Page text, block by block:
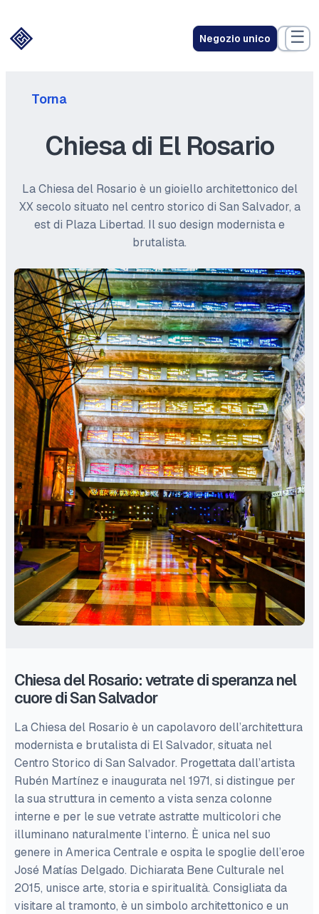
Negozio unico ☰
Torna
Chiesa di El Rosario
La Chiesa del Rosario è un gioiello architettonico del
XX secolo situato nel centro storico di San Salvador, a
est di Plaza Libertad. Il suo design modernista e
brutalista.
Chiesa del Rosario: vetrate di speranza nel
cuore di San Salvador
La Chiesa del Rosario è un capolavoro dell’architettura
modernista e brutalista di El Salvador, situata nel
Centro Storico di San Salvador. Progettata dall’artista
Rubén Martínez e inaugurata nel 1971, si distingue per
la sua struttura in cemento a vista senza colonne
interne e per le sue vetrate astratte multicolori che
illuminano naturalmente l’interno. È unica nel suo
genere in America Centrale e ospita le spoglie dell’eroe
José Matías Delgado. Dichiarata Bene Culturale nel
2015, unisce arte, storia e spiritualità. Consigliata da
visitare al tramonto, è un simbolo architettonico e un